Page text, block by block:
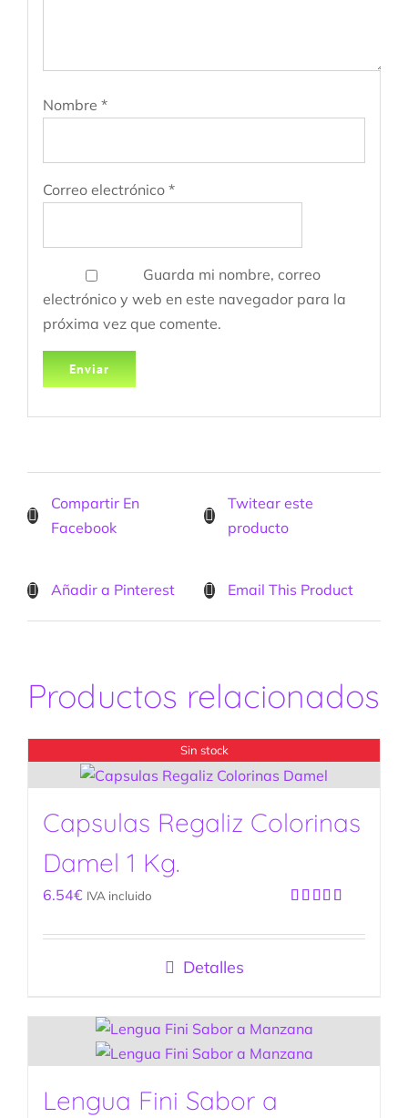
Nombre *
Correo electrónico *
Guarda mi nombre, correo
electrónico y web en este navegador para la
próxima vez que comente.
Compartir En
Facebook
Twitear este
producto
Añadir a Pinterest Email This Product
Productos relacionados
Sin stock
Capsulas Regaliz Colorinas
Damel 1 Kg.
con5.00de
6.54€ IVA incluido
Detalles
Lengua Fini Sabor a